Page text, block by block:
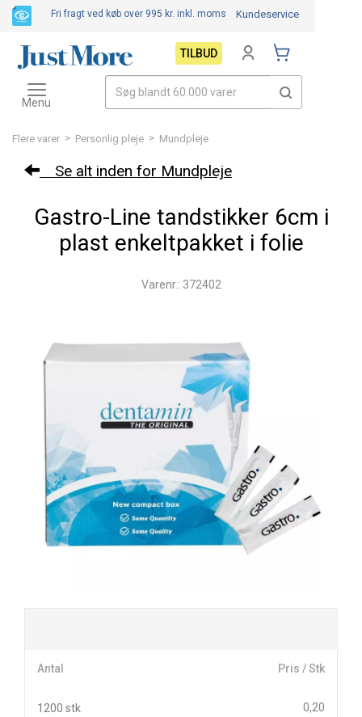
Flere varer > Personlig pleje > Mundpleje
Se alt inden for Mundpleje
Gastro-Line tandstikker 6cm i
plast enkeltpakket i folie
Varenr.: 372402
Antal Pris / Stk
1200 stk 0,20
Fri fragt ved køb over 995 kr. inkl. moms Kundeservice
TILBUD
Toggle
navigation
Menu